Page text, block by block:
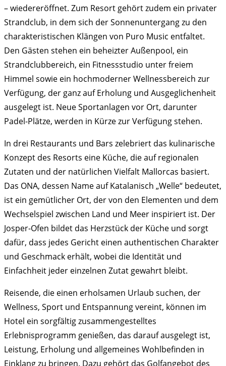
– wiedereröffnet. Zum Resort gehört zudem ein privater
Strandclub, in dem sich der Sonnenuntergang zu den
charakteristischen Klängen von Puro Music entfaltet.
Den Gästen stehen ein beheizter Außenpool, ein
Strandclubbereich, ein Fitnessstudio unter freiem
Himmel sowie ein hochmoderner Wellnessbereich zur
Verfügung, der ganz auf Erholung und Ausgeglichenheit
ausgelegt ist. Neue Sportanlagen vor Ort, darunter
Padel-Plätze, werden in Kürze zur Verfügung stehen.
In drei Restaurants und Bars zelebriert das kulinarische
Konzept des Resorts eine Küche, die auf regionalen
Zutaten und der natürlichen Vielfalt Mallorcas basiert.
Das ONA, dessen Name auf Katalanisch „Welle“ bedeutet,
ist ein gemütlicher Ort, der von den Elementen und dem
Wechselspiel zwischen Land und Meer inspiriert ist. Der
Josper-Ofen bildet das Herzstück der Küche und sorgt
dafür, dass jedes Gericht einen authentischen Charakter
und Geschmack erhält, wobei die Identität und
Einfachheit jeder einzelnen Zutat gewahrt bleibt.
Reisende, die einen erholsamen Urlaub suchen, der
Wellness, Sport und Entspannung vereint, können im
Hotel ein sorgfältig zusammengestelltes
Erlebnisprogramm genießen, das darauf ausgelegt ist,
Leistung, Erholung und allgemeines Wohlbefinden in
Einklang zu bringen. Dazu gehört das Golfangebot des